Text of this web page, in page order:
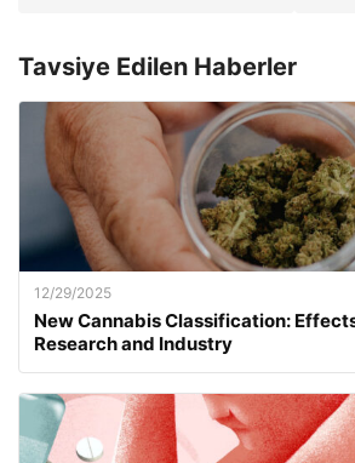
Tavsiye Edilen Haberler
12/29/2025
New Cannabis Classification:
Research and Industry